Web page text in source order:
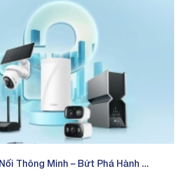
Thông Minh – Bứt Phá Hành ...